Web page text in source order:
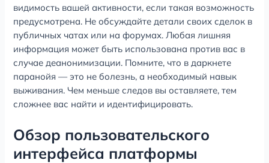
видимость вашей активности, если такая возможность
предусмотрена. Не обсуждайте детали своих сделок в
публичных чатах или на форумах. Любая лишняя
информация может быть использована против вас в
случае деанонимизации. Помните, что в даркнете
паранойя — это не болезнь, а необходимый навык
выживания. Чем меньше следов вы оставляете, тем
сложнее вас найти и идентифицировать.
Обзор пользовательского
интерфейса платформы